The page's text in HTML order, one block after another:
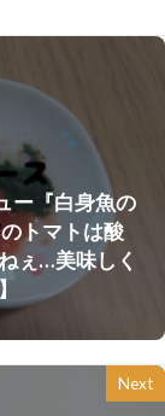
ー『白身魚の
トマトは酸
ぇ…美味しく
Next